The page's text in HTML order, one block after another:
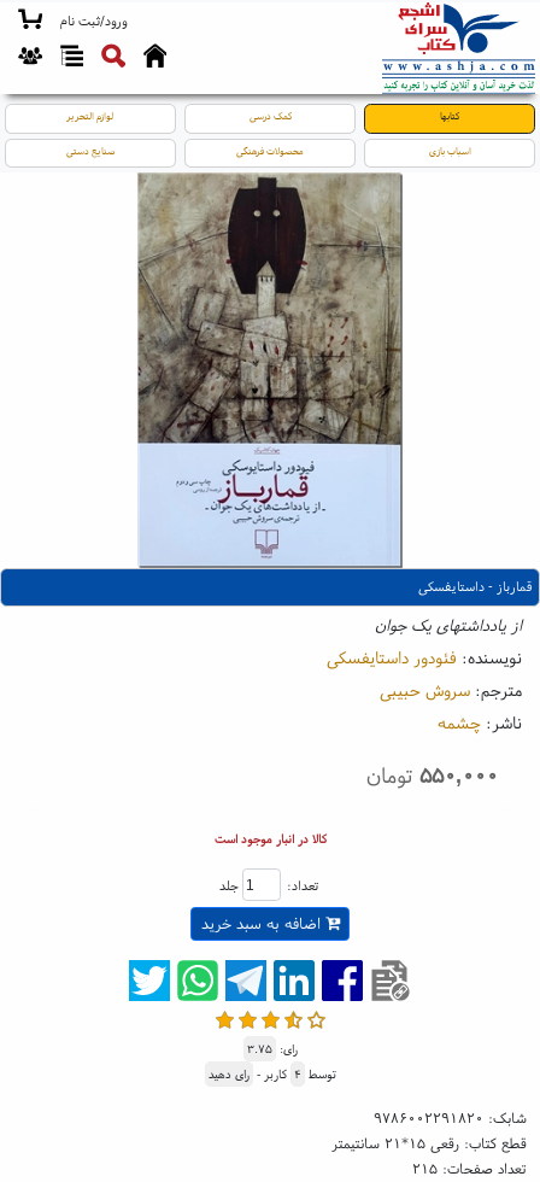
ورود/ثبت نام
کتابها کمک درسی لوازم التحریر
اسباب بازی محصولات فرهنگی صنایع دستی
قمارباز - داستایفسکی
از یادداشتهای یک جوان
نویسنده: فئودور داستایفسکی
مترجم: سروش حبیبی
ناشر: چشمه
۵۵۰,۰۰۰تومان
کالا در انبار موجود است
تعداد: جلد
اضافه به سبد خرید
رای: ۳.۷۵
توسط ۴ کاربر - رای دهید
شابک: ۹۷۸۶۰۰۲۲۹۱۸۲۰
قطع کتاب: رقعی ۱۵*۲۱ سانتیمتر
تعداد صفحات: ۲۱۵